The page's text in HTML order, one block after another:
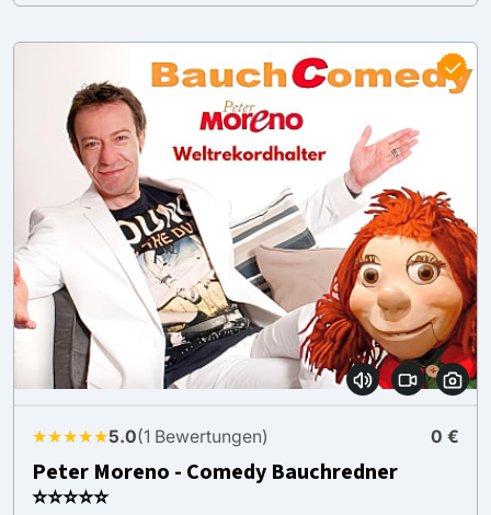
★★★★★5.0(1 Bewertungen) 0 €
Peter Moreno - Comedy Bauchredner
⭐⭐⭐⭐⭐